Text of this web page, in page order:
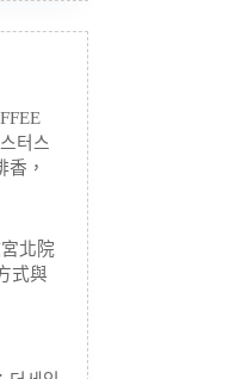
터스
，
北院
式與